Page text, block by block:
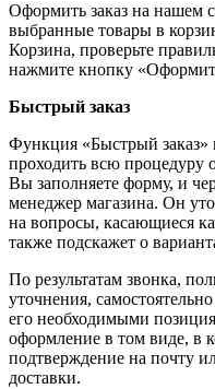
Оформить заказ на нашем
выбранные товары в
Корзина, проверьте
нажмите кнопку
Быстрый заказ
Функция «Быстрый заказ»
проходить всю процедуру
Вы заполняете форму, и
менеджер магазина. Он
на вопросы, касающиеся
также подскажет о
По результатам звонка,
уточнения,
его необходимыми
оформление в том виде, в
подтверждение на почту
доставки.